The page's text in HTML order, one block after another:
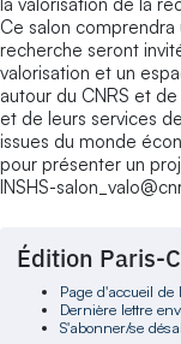
Ce salon
recherche seront
valorisation et un
autour du CNRS et
et de leurs services
issues du monde
pour présenter un
INSHS-
Édition Paris-
Page d'accueil
Dernière lettre
S'abonner/se